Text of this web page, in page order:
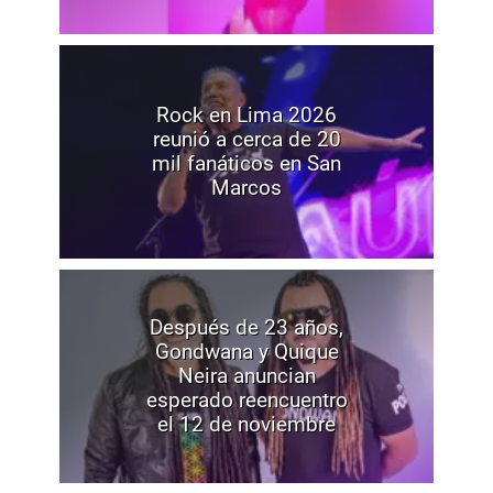
Rock en Lima 2026
reunió a cerca de 20
mil fanáticos en San
Marcos
Después de 23 años,
Gondwana y Quique
Neira anuncian
esperado reencuentro
el 12 de noviembre